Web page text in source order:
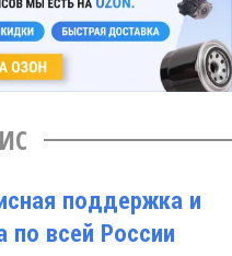
поддержка и
по всей России